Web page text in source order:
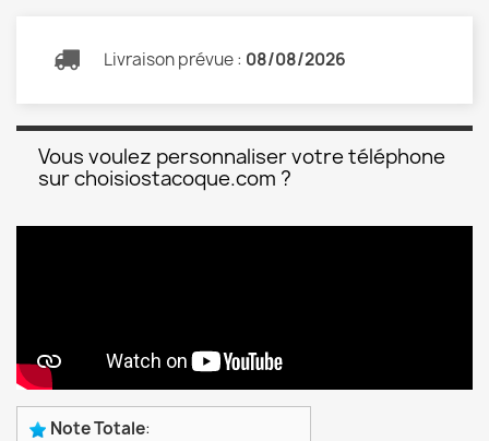
Livraison prévue : 08/08/2026
Vous voulez personnaliser votre téléphone
sur choisiostacoque.com ?
Note Totale: